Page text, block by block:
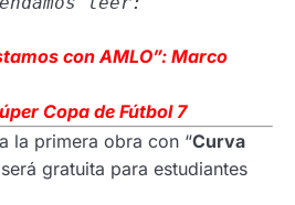
con AMLO”: Marco
Copa de Fútbol 7
la primera obra con “Curva
gratuita para estudiantes